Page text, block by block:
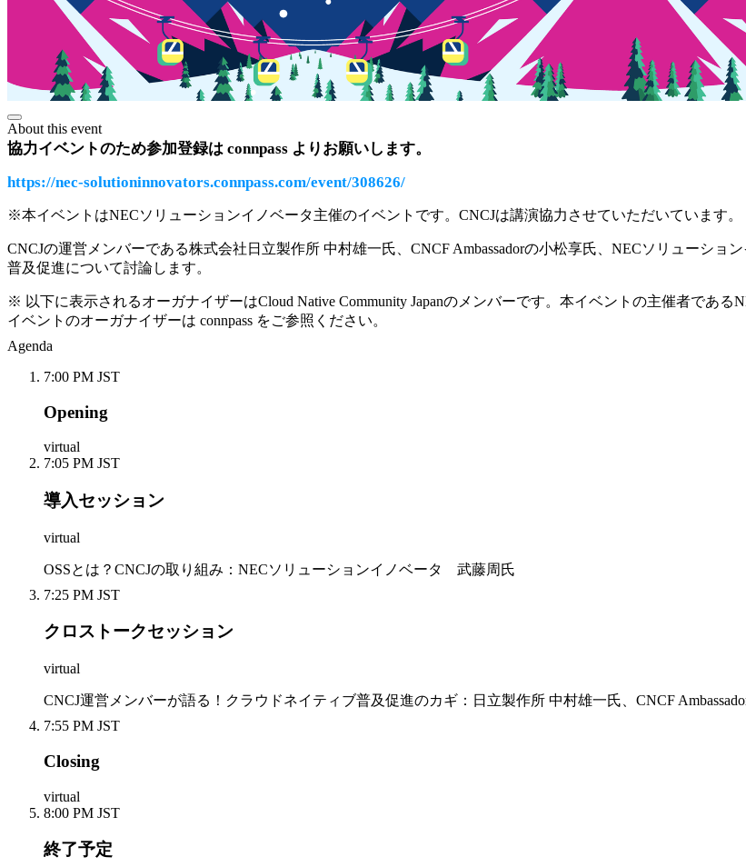
About this event
協力イベントのため参加登録は connpass よりお願いします。
https://nec-solutioninnovators.connpass.com/event/308626/
※本イベントはNECソリューションイノベータ主催のイベントです。CNCJは講演協力させていただいています。
CNCJの運営メンバーである株式会社日立製作所 中村雄一氏、CNCF Ambassadorの小松享氏、NECソリューシ
普及促進について討論します。
※ 以下に表示されるオーガナイザーはCloud Native Community Japanのメンバーです。本イベントの主催者であ
イベントのオーガナイザーは connpass をご参照ください。
Agenda
7:00 PM JST
Opening
virtual
7:05 PM JST
導入セッション
virtual
OSSとは？CNCJの取り組み：NECソリューションイノベータ 武藤周氏
7:25 PM JST
クロストークセッション
virtual
CNCJ運営メンバーが語る！クラウドネイティブ普及促進のカギ：日立製作所 中村雄一氏、CNCF
7:55 PM JST
Closing
virtual
8:00 PM JST
終了予定